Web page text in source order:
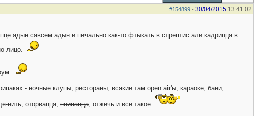
#154899 - 30/04/2015 13:41:02
адын савсем адын и печально как-то фтыкать в стрептис али кадрицца в
лицо.
- ночные клупы, рестораны, всякие там open air'ы, караоке, бани,
нить, оторвацца, поипацца, отжечь и все такое.